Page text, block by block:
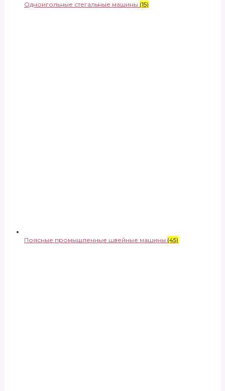
Одноигольные стегальные машины (15)
Поясные промышленные швейные машины (45)